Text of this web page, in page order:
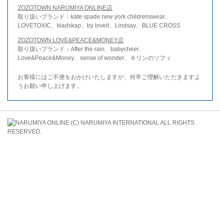
ZOZOTOWN NARUMIYA ONLINE店
取り扱いブランド：kate spade new york childrenswear、
LOVETOXIC、kladskap、by loveit、Lindsay、BLUE CROSS
ZOZOTOWN LOVE&PEACE&MONEY店
取り扱いブランド：After the rain、babycheer、
Love&Peace&Money、sense of wonder、キリンのソフィ
お客様にはご不便をおかけいたしますが、何卒ご理解いただきますよ
うお願い申し上げます。